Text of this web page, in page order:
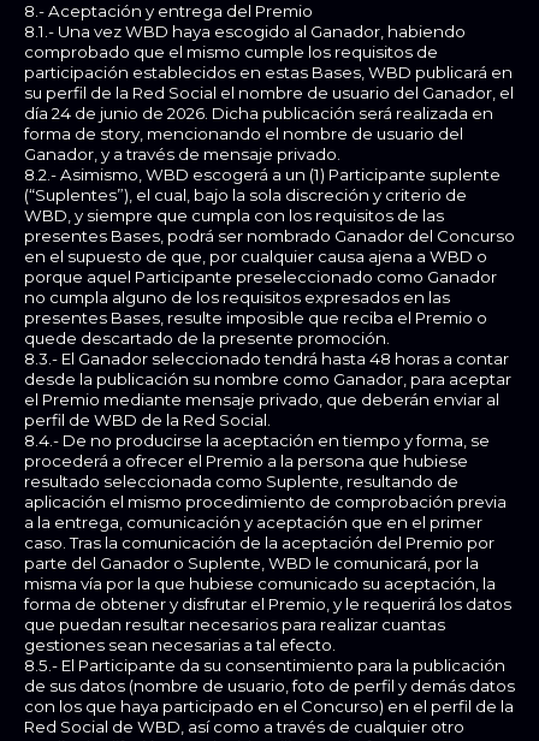
8.- Aceptación y entrega del Premio
8.1.- Una vez WBD haya escogido al Ganador, habiendo
comprobado que el mismo cumple los requisitos de
participación establecidos en estas Bases, WBD publicará en
su perfil de la Red Social el nombre de usuario del Ganador, el
día 24 de junio de 2026. Dicha publicación será realizada en
forma de story, mencionando el nombre de usuario del
Ganador, y a través de mensaje privado.
8.2.- Asimismo, WBD escogerá a un (1) Participante suplente
(“Suplentes”), el cual, bajo la sola discreción y criterio de
WBD, y siempre que cumpla con los requisitos de las
presentes Bases, podrá ser nombrado Ganador del Concurso
en el supuesto de que, por cualquier causa ajena a WBD o
porque aquel Participante preseleccionado como Ganador
no cumpla alguno de los requisitos expresados en las
presentes Bases, resulte imposible que reciba el Premio o
quede descartado de la presente promoción.
8.3.- El Ganador seleccionado tendrá hasta 48 horas a contar
desde la publicación su nombre como Ganador, para aceptar
el Premio mediante mensaje privado, que deberán enviar al
perfil de WBD de la Red Social.
8.4.- De no producirse la aceptación en tiempo y forma, se
procederá a ofrecer el Premio a la persona que hubiese
resultado seleccionada como Suplente, resultando de
aplicación el mismo procedimiento de comprobación previa
a la entrega, comunicación y aceptación que en el primer
caso. Tras la comunicación de la aceptación del Premio por
parte del Ganador o Suplente, WBD le comunicará, por la
misma vía por la que hubiese comunicado su aceptación, la
forma de obtener y disfrutar el Premio, y le requerirá los datos
que puedan resultar necesarios para realizar cuantas
gestiones sean necesarias a tal efecto.
8.5.- El Participante da su consentimiento para la publicación
de sus datos (nombre de usuario, foto de perfil y demás datos
con los que haya participado en el Concurso) en el perfil de la
Red Social de WBD, así como a través de cualquier otro